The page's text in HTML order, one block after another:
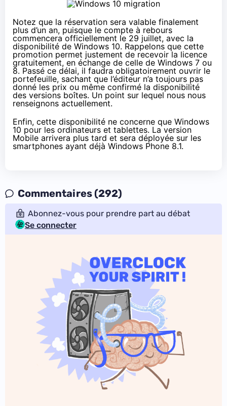
Notez que la réservation sera valable finalement
plus d’un an, puisque le compte à rebours
commencera officiellement le 29 juillet, avec la
disponibilité de Windows 10. Rappelons que cette
promotion permet justement de recevoir la licence
gratuitement, en échange de celle de Windows 7 ou
8. Passé ce délai, il faudra obligatoirement ouvrir le
portefeuille, sachant que l’éditeur n’a toujours pas
donné les prix ou même confirmé la disponibilité
des versions boîtes. Un point sur lequel nous nous
renseignons actuellement.
Enfin, cette disponibilité ne concerne que Windows
10 pour les ordinateurs et tablettes. La version
Mobile arrivera plus tard et sera déployée sur les
smartphones ayant déjà Windows Phone 8.1.
Commentaires (292)
Abonnez-vous pour prendre part au débat
Se connecter